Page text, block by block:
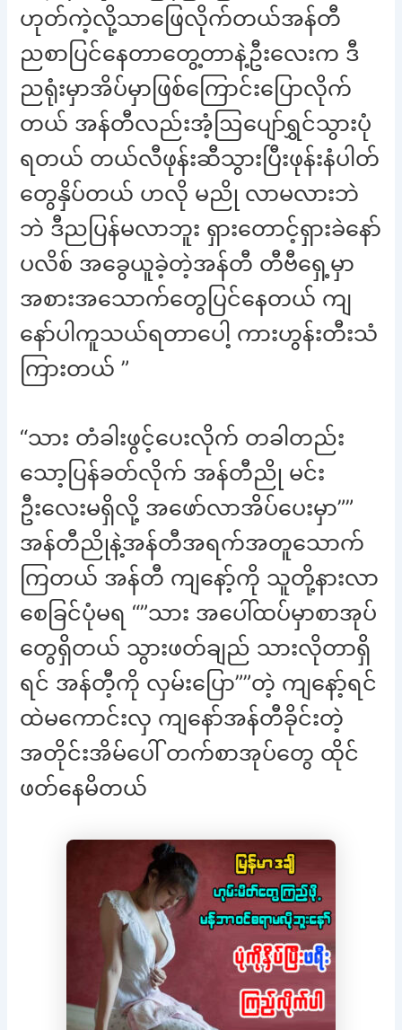
ဟုတ်ကဲ့လို့သာဖြေလိုက်တယ်အန်တီ
ညစာပြင်နေတာတွေ့တာနဲ့ဦးလေးက ဒီ
ညရုံးမှာအိပ်မှာဖြစ်ကြောင်းပြောလိုက်
တယ် အန်တီလည်းအံ့ဩပျော်ရွှင်သွားပုံ
ရတယ် တယ်လီဖုန်းဆီသွားပြီးဖုန်းနံပါတ်
တွေနှိပ်တယ် ဟလို မညို လာမလားဘဲ
ဘဲ ဒီညပြန်မလာဘူး ရှားတောင့်ရှားခဲနော်
ပလိစ် အခွေယူခဲ့တဲ့အန်တီ တီဗီရှေ့မှာ
အစားအသောက်တွေပြင်နေတယ် ကျ
နော်ပါကူသယ်ရတာပေါ့ ကားဟွန်းတီးသံ
ကြားတယ် ”
“သား တံခါးဖွင့်ပေးလိုက် တခါတည်း
သော့ပြန်ခတ်လိုက် အန်တီညို မင်း
ဦးလေးမရှိလို့ အဖော်လာအိပ်ပေးမှာ””
အန်တီညိုနဲ့အန်တီအရက်အတူသောက်
ကြတယ် အန်တီ ကျနော့်ကို သူတို့နားလာ
စေခြင်ပုံမရ “”သား အပေါ်ထပ်မှာစာအုပ်
တွေရှိတယ် သွားဖတ်ချည် သားလိုတာရှိ
ရင် အန်တီ့ကို လှမ်းပြော””တဲ့ ကျနော့်ရင်
ထဲမကောင်းလှ ကျနော်အန်တီခိုင်းတဲ့
အတိုင်းအိမ်ပေါ် တက်စာအုပ်တွေ ထိုင်
ဖတ်နေမိတယ်